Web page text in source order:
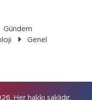
Gündem
Genel
Her hakkı saklıdır.